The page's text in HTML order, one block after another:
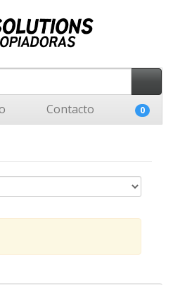
Contacto 0